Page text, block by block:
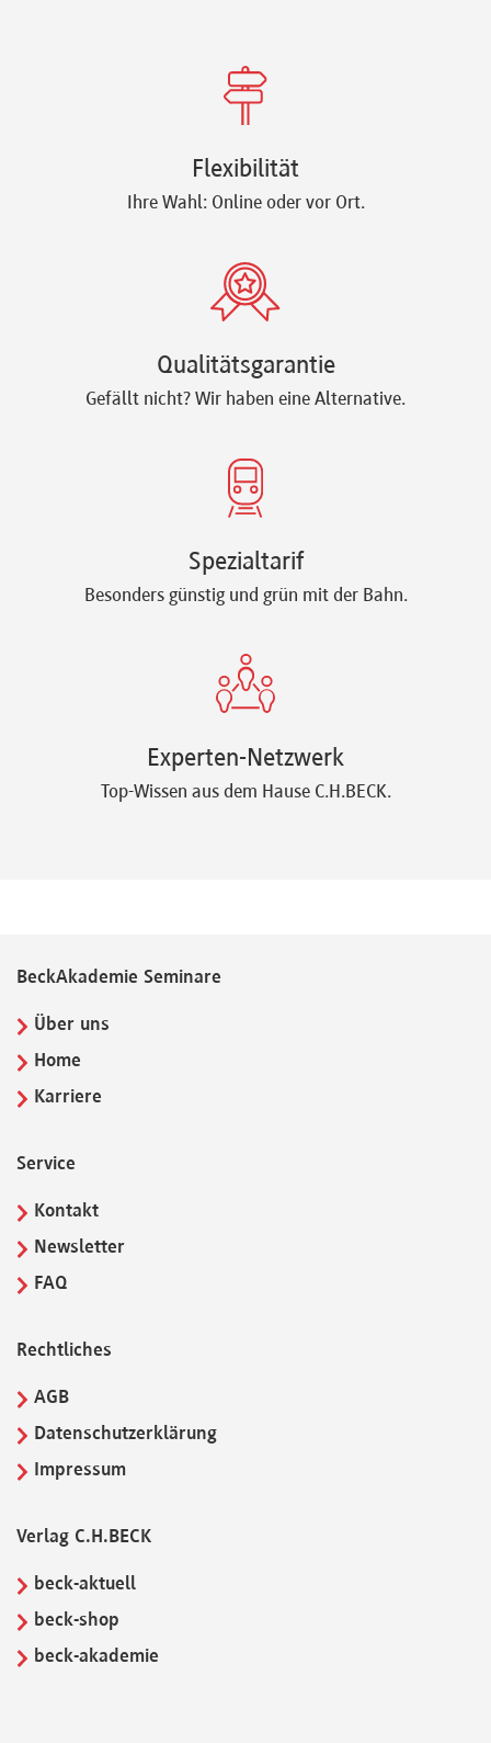
Flexibilität
Ihre Wahl: Online oder vor Ort.
Qualitätsgarantie
Gefällt nicht? Wir haben eine Alternative.
Spezialtarif
Besonders günstig und grün mit der Bahn.
Experten-Netzwerk
Top-Wissen aus dem Hause C.H.BECK.
BeckAkademie Seminare
Über uns
Home
Karriere
Service
Kontakt
Newsletter
FAQ
Rechtliches
AGB
Datenschutzerklärung
Impressum
Verlag C.H.BECK
beck-aktuell
beck-shop
beck-akademie